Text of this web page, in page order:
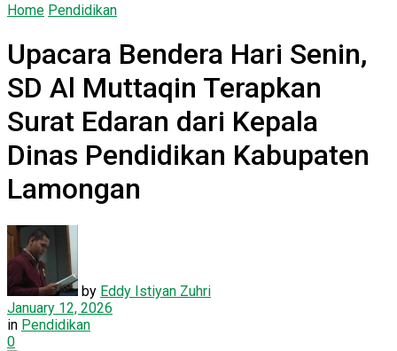
Home Pendidikan
Upacara Bendera Hari Senin,
SD Al Muttaqin Terapkan
Surat Edaran dari Kepala
Dinas Pendidikan Kabupaten
Lamongan
by Eddy Istiyan Zuhri
January 12, 2026
in Pendidikan
0